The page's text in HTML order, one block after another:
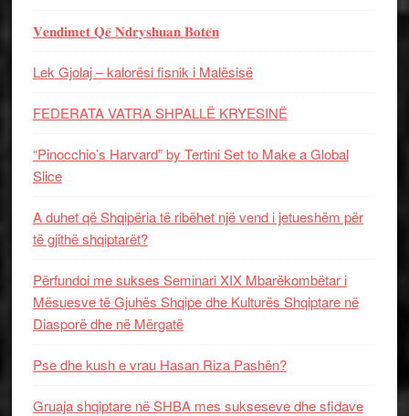
𝐕𝐞𝐧𝐝𝐢𝐦𝐞𝐭 𝐐𝐞̈ 𝐍𝐝𝐫𝐲𝐬𝐡𝐮𝐚𝐧 𝐁𝐨𝐭𝐞̈𝐧
Lek Gjolaj – kalorësi fisnik i Malësisë
FEDERATA VATRA SHPALLË KRYESINË
“Pinocchio’s Harvard” by Tertini Set to Make a Global
Slice
A duhet që Shqipëria të ribëhet një vend i jetueshëm për
të gjithë shqiptarët?
Përfundoi me sukses Seminari XIX Mbarëkombëtar i
Mësuesve të Gjuhës Shqipe dhe Kulturës Shqiptare në
Diasporë dhe në Mërgatë
Pse dhe kush e vrau Hasan Riza Pashën?
Gruaja shqiptare në SHBA mes sukseseve dhe sfidave